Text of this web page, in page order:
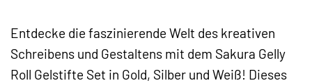
Entdecke die faszinierende Welt des kreativen
Schreibens und Gestaltens mit dem Sakura Gelly
Roll Gelstifte Set in Gold, Silber und Weiß! Dieses